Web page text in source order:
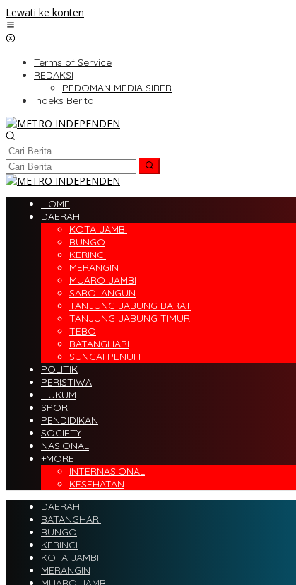
Lewati ke konten
Terms of Service
REDAKSI
PEDOMAN MEDIA SIBER
Indeks Berita
HOME
DAERAH
KOTA JAMBI
BUNGO
KERINCI
MERANGIN
MUARO JAMBI
SAROLANGUN
TANJUNG JABUNG BARAT
TANJUNG JABUNG TIMUR
TEBO
BATANGHARI
SUNGAI PENUH
POLITIK
PERISTIWA
HUKUM
SPORT
PENDIDIKAN
SOCIETY
NASIONAL
+MORE
INTERNASIONAL
KESEHATAN
DAERAH
BATANGHARI
BUNGO
KERINCI
KOTA JAMBI
MERANGIN